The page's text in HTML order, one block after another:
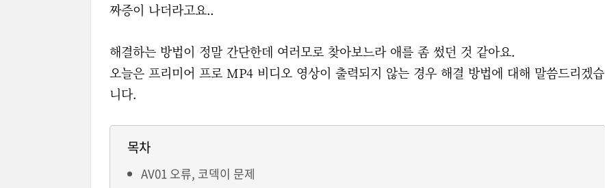
짜증이 나더라고요..
해결하는 방법이 정말 간단한데 여러모로 찾아보느라 애를 좀 썼던 것 같아요.
오늘은 프리미어 프로 MP4 비디오 영상이 출력되지 않는 경우 해결 방법에 대해 말씀드리겠습
니다.
목차
AV01 오류, 코덱이 문제